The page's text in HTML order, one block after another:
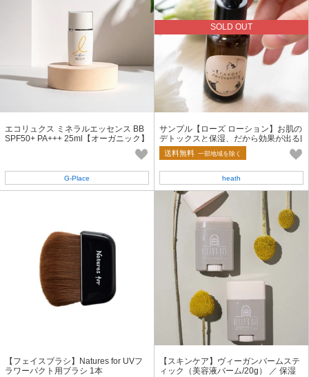
エコリュクス ミネラルエッセンス BB
SPF50+ PA+++ 25ml【オーガニック】
G‐Place
SOLD OUT
サンプル【ローズ ローション】お肌の
デトックスと保湿、だから効果が出る|
20mL
送料無料 一部地域を除く
heath
【フェイスブラシ】Natures for UVフ
ラワーパクト用ブラシ 1本
【スキンケア】ヴィーガンバームステ
ィック（美容液バーム/20g） ／ 保湿